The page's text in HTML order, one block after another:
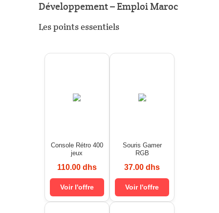
Développement – Emploi Maroc
Les points essentiels
Console Rétro 400
jeux
110.00 dhs
Voir l'offre
Souris Gamer
RGB
37.00 dhs
Voir l'offre